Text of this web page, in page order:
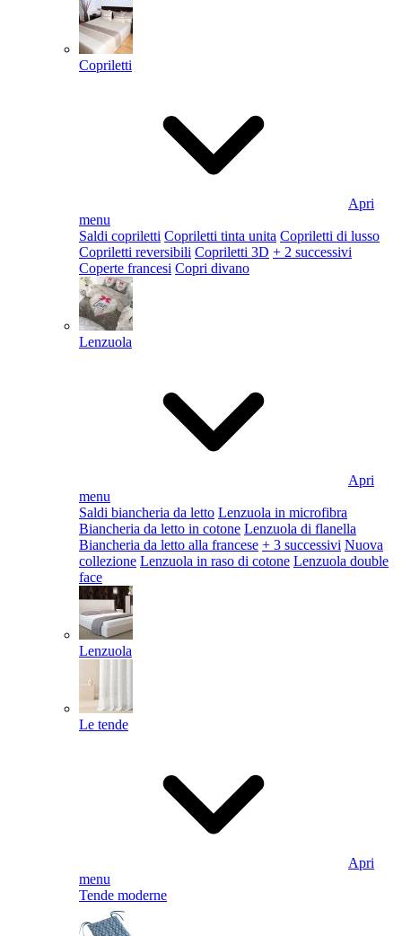
Copriletti
Apri
menu
Saldi copriletti Copriletti tinta unita Copriletti di lusso
Copriletti reversibili Copriletti 3D + 2 successivi
Coperte francesi Copri divano
Lenzuola
Apri
menu
Saldi biancheria da letto Lenzuola in microfibra
Biancheria da letto in cotone Lenzuola di flanella
Biancheria da letto alla francese + 3 successivi Nuova
collezione Lenzuola in raso di cotone Lenzuola double
face
Lenzuola
Le tende
Apri
menu
Tende moderne